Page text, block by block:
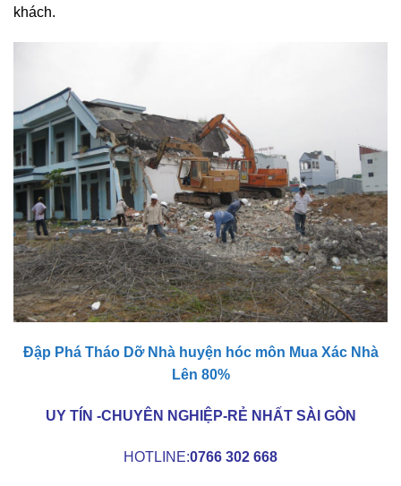
khách.
Đập Phá Tháo Dỡ Nhà huyện hóc môn Mua Xác Nhà
Lên 80%
UY TÍN -CHUYÊN NGHIỆP-RẺ NHẤT SÀI GÒN
HOTLINE:0766 302 668